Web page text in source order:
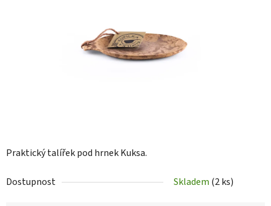
Praktický talířek pod hrnek Kuksa.
Dostupnost Skladem (2 ks)